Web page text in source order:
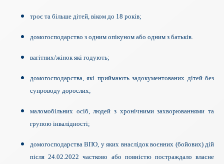
троє та більше дітей, віком до 18 років;
домогосподарство з одним опікуном або одним з батьків.
вагітних/жінок які годують;
домогосподарства, які приймають задокументованих дітей без
супроводу дорослих;
маломобільних осіб, людей з хронічними захворюваннями та
групою інвалідності;
домогосподарства ВПО, у яких внаслідок воєнних (бойових) дій
після 24.02.2022 частково або повністю постраждало власне